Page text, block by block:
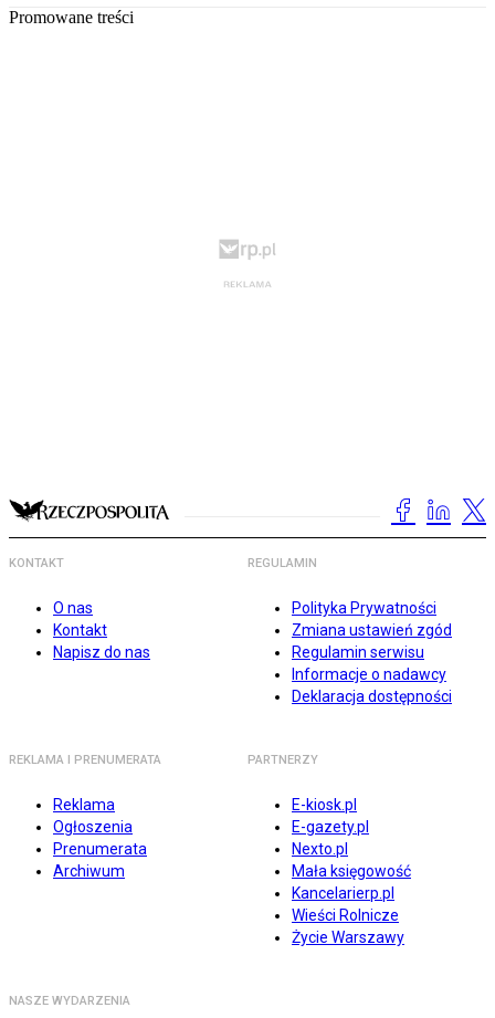
Promowane treści
KONTAKT
O nas
Kontakt
Napisz do nas
REGULAMIN
Polityka Prywatności
Zmiana ustawień zgód
Regulamin serwisu
Informacje o nadawcy
Deklaracja dostępności
REKLAMA I PRENUMERATA
Reklama
Ogłoszenia
Prenumerata
Archiwum
PARTNERZY
E-kiosk.pl
E-gazety.pl
Nexto.pl
Mała księgowość
Kancelarierp.pl
Wieści Rolnicze
Życie Warszawy
NASZE WYDARZENIA